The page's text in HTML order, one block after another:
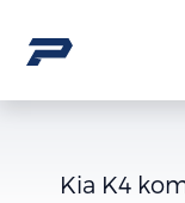
Kia K4